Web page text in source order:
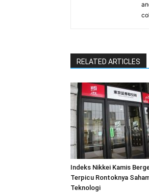
RELATED ARTICLES
Indeks Nikkei Kamis
Terpicu Rontoknya
Teknologi